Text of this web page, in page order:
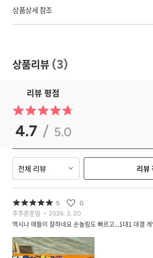
상품상세 참조
상품리뷰 (3)
리뷰 평점
4.7 / 5.0
전체 리뷰 리뷰
5 0
주주준준맘 2026. 3. 20
역시나 애들이 잘